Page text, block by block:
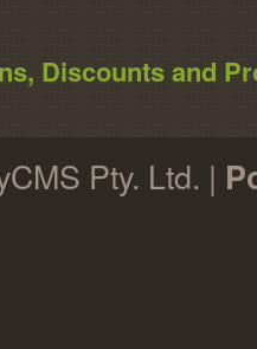
Discounts and
Pty. Ltd. |